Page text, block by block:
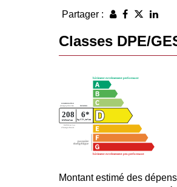
Partager :
Classes DPE/
Montant estimé des